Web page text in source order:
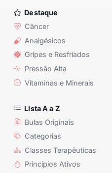
Destaque
Câncer
Analgésicos
Gripes e Resfriados
Pressão Alta
Vitaminas e Minerais
Lista A a Z
Bulas Originais
Categorias
Classes Terapêuticas
Princípios Ativos